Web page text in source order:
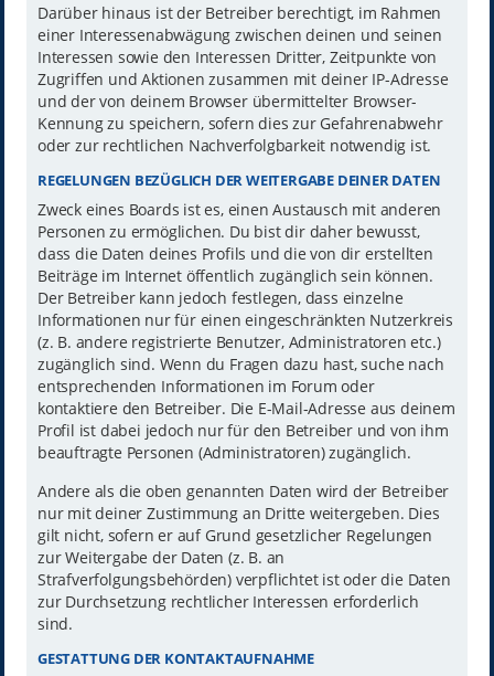
Darüber hinaus ist der Betreiber berechtigt, im Rahmen
einer Interessenabwägung zwischen deinen und seinen
Interessen sowie den Interessen Dritter, Zeitpunkte von
Zugriffen und Aktionen zusammen mit deiner IP-Adresse
und der von deinem Browser übermittelter Browser-
Kennung zu speichern, sofern dies zur Gefahrenabwehr
oder zur rechtlichen Nachverfolgbarkeit notwendig ist.
REGELUNGEN BEZÜGLICH DER WEITERGABE DEINER DATEN
Zweck eines Boards ist es, einen Austausch mit anderen
Personen zu ermöglichen. Du bist dir daher bewusst,
dass die Daten deines Profils und die von dir erstellten
Beiträge im Internet öffentlich zugänglich sein können.
Der Betreiber kann jedoch festlegen, dass einzelne
Informationen nur für einen eingeschränkten Nutzerkreis
(z. B. andere registrierte Benutzer, Administratoren etc.)
zugänglich sind. Wenn du Fragen dazu hast, suche nach
entsprechenden Informationen im Forum oder
kontaktiere den Betreiber. Die E-Mail-Adresse aus deinem
Profil ist dabei jedoch nur für den Betreiber und von ihm
beauftragte Personen (Administratoren) zugänglich.
Andere als die oben genannten Daten wird der Betreiber
nur mit deiner Zustimmung an Dritte weitergeben. Dies
gilt nicht, sofern er auf Grund gesetzlicher Regelungen
zur Weitergabe der Daten (z. B. an
Strafverfolgungsbehörden) verpflichtet ist oder die Daten
zur Durchsetzung rechtlicher Interessen erforderlich
sind.
GESTATTUNG DER KONTAKTAUFNAHME